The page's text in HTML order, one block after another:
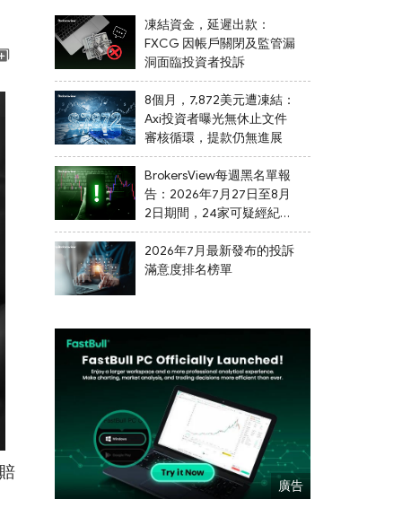
凍結資金，延遲出款：
FXCG 因帳戶關閉及監管漏
洞面臨投資者投訴
8個月，7,872美元遭凍結：
Axi投資者曝光無休止文件
審核循環，提款仍無進展
BrokersView每週黑名單報
告：2026年7月27日至8月
2日期間，24家可疑經紀商
被列入黑名單
2026年7月最新發布的投訴
滿意度排名榜單